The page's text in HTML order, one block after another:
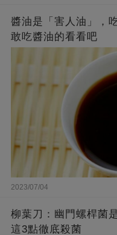
醬油是「害人油」，
敢吃醬油的看看吧
2023/07/04
柳葉刀：幽門螺桿菌
這3點徹底殺菌